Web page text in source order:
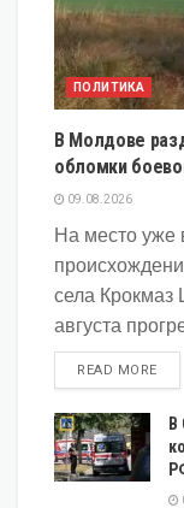
ПОЛИТИКА
В Молдове
обломки
09.08.2026
На место уже
села
августа
READ MORE
В